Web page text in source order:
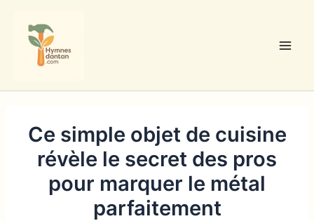
contenu
Ce simple objet de cuisine
révèle le secret des pros
pour marquer le métal
parfaitement